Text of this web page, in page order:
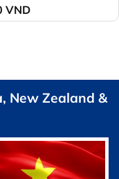
VNDGiá
hiện
New Zealand &